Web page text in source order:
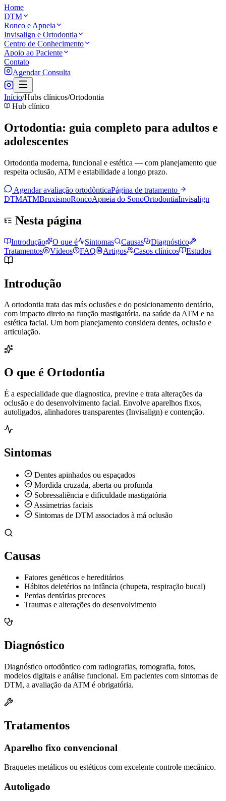
Home
DTM
Ronco e Apneia
Invisalign e Ortodontia
Centro de Conhecimento
Apoio ao Paciente
Contato
Agendar Consulta
Início/Hubs clínicos/Ortodontia
Hub clínico
Ortodontia: guia completo para adultos e
adolescentes
Ortodontia moderna, funcional e estética — com planejamento que
respeita oclusão, ATM e estabilidade a longo prazo.
Agendar avaliação ortodônticaPágina de tratamento
DTMATMBruxismoRoncoApneia do SonoOrtodontiaInvisalign
Nesta página
Introdução O que é Sintomas Causas
Diagnóstico
Tratamentos
Vídeos FAQ Artigos Casos clínicos Estudos
Introdução
A ortodontia trata das más oclusões e do posicionamento dentário,
com impacto direto na função mastigatória, na saúde da ATM e na
estética facial. Um bom planejamento considera dentes, oclusão e
articulação.
O que é Ortodontia
É a especialidade que diagnostica, previne e trata alterações da
oclusão e do desenvolvimento facial. Envolve aparelhos fixos,
autoligados, alinhadores transparentes (Invisalign) e contenção.
Sintomas
Dentes apinhados ou espaçados
Mordida cruzada, aberta ou profunda
Sobressaliência e dificuldade mastigatória
Assimetrias faciais
Sintomas de DTM associados à má oclusão
Causas
Fatores genéticos e hereditários
Hábitos deletérios na infância (chupeta, respiração bucal)
Perdas dentárias precoces
Traumas e alterações do desenvolvimento
Diagnóstico
Diagnóstico ortodôntico com radiografias, tomografia, fotos,
modelos digitais e análise funcional. Em pacientes com sintomas de
DTM, a avaliação da ATM é obrigatória.
Tratamentos
Aparelho fixo convencional
Braquetes metálicos ou estéticos com excelente controle mecânico.
Autoligado